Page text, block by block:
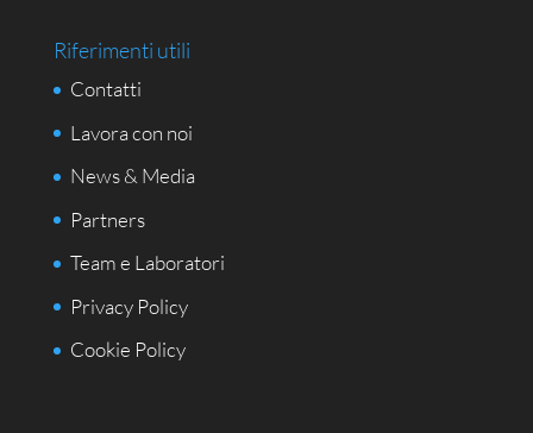
Riferimenti utili
Contatti
Lavora con noi
News & Media
Partners
Team e Laboratori
Privacy Policy
Cookie Policy